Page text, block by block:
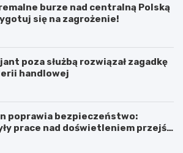
burze nad centralną Polską
się na zagrożenie!
poza służbą rozwiązał zagadkę
handlowej
poprawia bezpieczeństwo:
prace nad doświetleniem przejść